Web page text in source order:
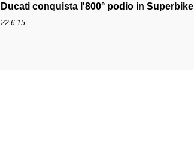
Ducati conquista l'800° podio in Superbike
22.6.15